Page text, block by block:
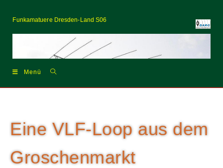
springenFunkamatuere Dresden-Land S06
Menü
Eine VLF-Loop aus dem
Groschenmarkt